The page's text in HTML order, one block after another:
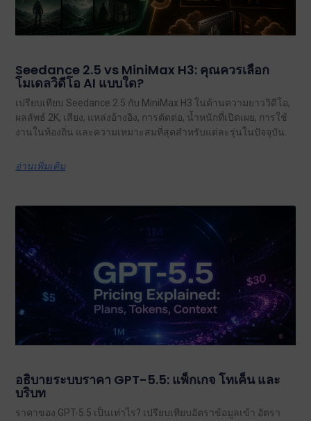
Seedance 2.5 vs MiniMax H3: คุณควรเลือก
โมเดลวิดีโอ AI แบบใด?
เปรียบเทียบ Seedance 2.5 กับ MiniMax H3 ในด้านความยาววิดีโอ,
ผลลัพธ์ 2K, เสียง, แหล่งอ้างอิง, การตัดต่อ, น้ำหนักที่เปิดเผย, การใช้
งานในท้องถิ่น และความเหมาะสมที่สุดสำหรับแต่ละรุ่นในปัจจุบัน.
อ่านเพิ่มเติม
อธิบายระบบราคา GPT-5.5: แพ็กเกจ โทเค็น และ
บริบท
ราคาของ GPT-5.5 เป็นเท่าไร? เปรียบเทียบอัตราข้อมูลเข้า อัตรา